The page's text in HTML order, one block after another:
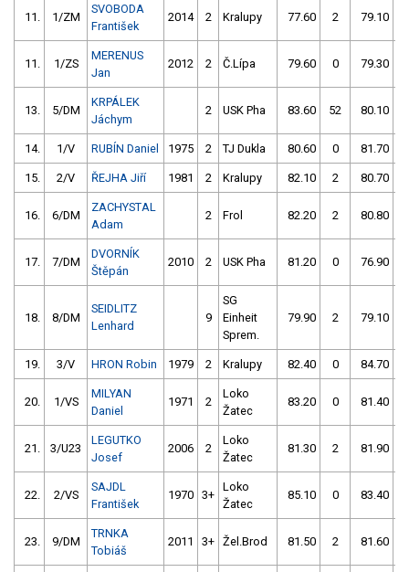
11. 1/ZM
SVOBODA
František
2014 2 Kralupy 77.60 2 79.10
11. 1/ZS
MERENUS
Jan
2012 2 Č.Lípa 79.60 0 79.30
13. 5/DM
KRPÁLEK
Jáchym
2 USK Pha 83.60 52 80.10
14. 1/V RUBÍN Daniel 1975 2 TJ Dukla 80.60 0 81.70
15. 2/V ŘEJHA Jiří 1981 2 Kralupy 82.10 2 80.70
16. 6/DM
ZACHYSTAL
Adam
2 Frol 82.20 2 80.80
17. 7/DM
DVORNÍK
Štěpán
2010 2 USK Pha 81.20 0 76.90
18. 8/DM
SEIDLITZ
Lenhard
9
SG
Einheit
Sprem.
79.90 2 79.10
19. 3/V HRON Robin 1979 2 Kralupy 82.40 0 84.70
20. 1/VS
MILYAN
Daniel
1971 2
Loko
Žatec
83.20 0 81.40
21. 3/U23
LEGUTKO
Josef
2006 2
Loko
Žatec
81.30 2 81.90
22. 2/VS
SAJDL
František
1970 3+
Loko
Žatec
85.10 0 83.40
23. 9/DM
TRNKA
Tobiáš
2011 3+ Žel.Brod 81.50 2 81.60